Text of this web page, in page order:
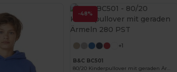
-48%
Jetzt konfigurieren!
+1
B&C BC501
80/20 Kinderpullover mit geraden Ärmeln 280 PST